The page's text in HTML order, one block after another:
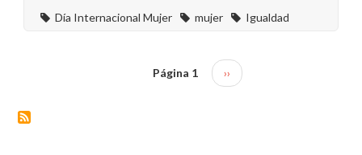
Día Internacional Mujer mujer Igualdad
Página 1
Siguiente
página
››